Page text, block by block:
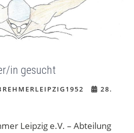
in gesucht
28.
Leipzig e.V. – Abteilung